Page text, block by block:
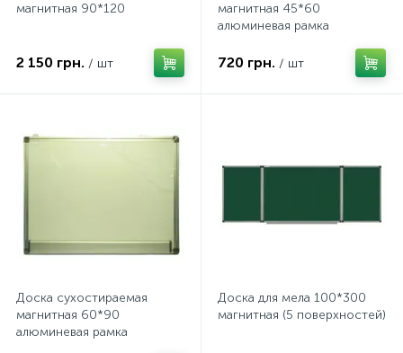
магнитная 90*120
2 150 грн. / шт
магнитная 45*60
алюминевая рамка
720 грн. / шт
Доска сухостираемая
магнитная 60*90
алюминевая рамка
Доска для мела 100*300
магнитная (5 поверхностей)